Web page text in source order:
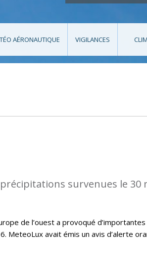
AÉRONAUTIQUE VIGILANCES
survenues le 30
de l’ouest a provoqué
MeteoLux avait émis un avis d’alerte